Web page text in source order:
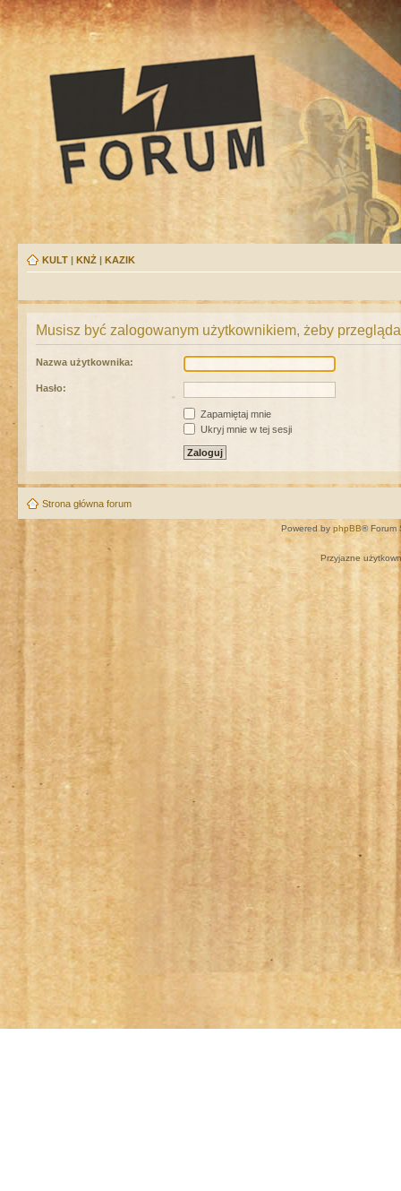
KULT | KNŻ | KAZIK
Musisz być zalogowanym użytkownikiem, żeby
Nazwa użytkownika:
Hasło:
Zapamiętaj mnie
Ukryj mnie w tej sesji
Strona główna forum
Powered by phpBB® Forum
Przyjazne